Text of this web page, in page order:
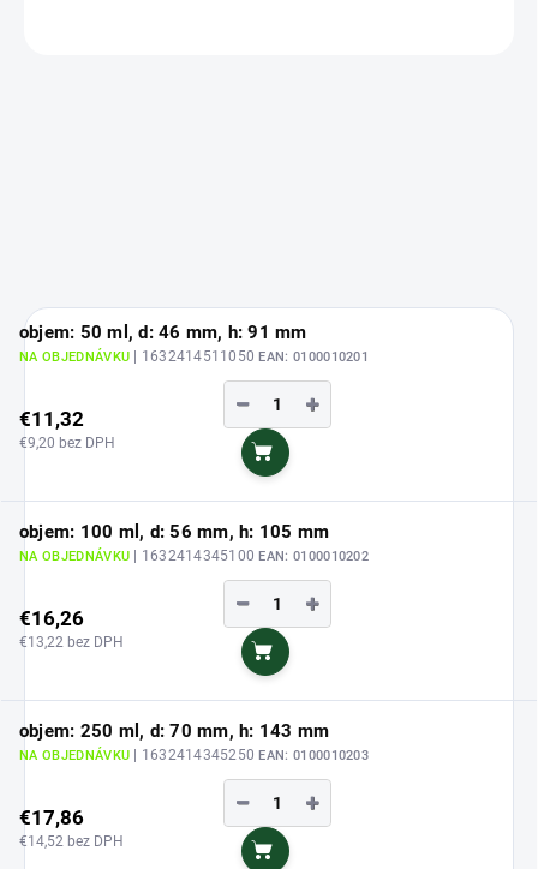
objem: 50 ml, d: 46 mm, h: 91 mm
NA OBJEDNÁVKU | 1632414511050EAN: 0100010201
€11,32
€9,20 bez DPH
+
−
Do košíka
objem: 100 ml, d: 56 mm, h: 105 mm
NA OBJEDNÁVKU | 1632414345100EAN: 0100010202
€16,26
€13,22 bez DPH
+
−
Do košíka
objem: 250 ml, d: 70 mm, h: 143 mm
NA OBJEDNÁVKU | 1632414345250EAN: 0100010203
€17,86
€14,52 bez DPH
+
−